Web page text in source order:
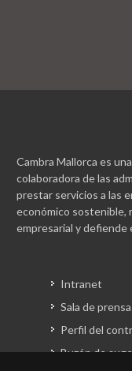
Cambra Mallorca es
colaboradora de las
prestar servicios a las
económico sostenible,
empresarial y defiende
Intranet
Sala de prensa
Perfil del
Buzón de